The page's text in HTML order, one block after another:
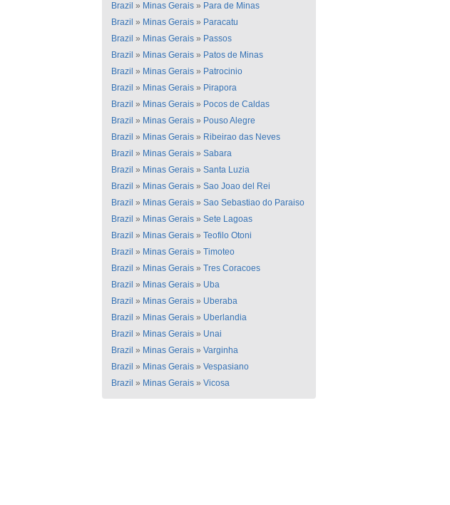
Brazil » Minas Gerais » Para de Minas
Brazil » Minas Gerais » Paracatu
Brazil » Minas Gerais » Passos
Brazil » Minas Gerais » Patos de Minas
Brazil » Minas Gerais » Patrocinio
Brazil » Minas Gerais » Pirapora
Brazil » Minas Gerais » Pocos de Caldas
Brazil » Minas Gerais » Pouso Alegre
Brazil » Minas Gerais » Ribeirao das Neves
Brazil » Minas Gerais » Sabara
Brazil » Minas Gerais » Santa Luzia
Brazil » Minas Gerais » Sao Joao del Rei
Brazil » Minas Gerais » Sao Sebastiao do Paraiso
Brazil » Minas Gerais » Sete Lagoas
Brazil » Minas Gerais » Teofilo Otoni
Brazil » Minas Gerais » Timoteo
Brazil » Minas Gerais » Tres Coracoes
Brazil » Minas Gerais » Uba
Brazil » Minas Gerais » Uberaba
Brazil » Minas Gerais » Uberlandia
Brazil » Minas Gerais » Unai
Brazil » Minas Gerais » Varginha
Brazil » Minas Gerais » Vespasiano
Brazil » Minas Gerais » Vicosa